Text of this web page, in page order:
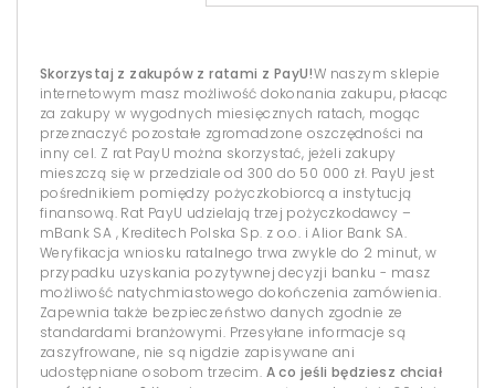
Skorzystaj z zakupów z ratami z PayU!W naszym sklepie
internetowym masz możliwość dokonania zakupu, płacąc
za zakupy w wygodnych miesięcznych ratach, mogąc
przeznaczyć pozostałe zgromadzone oszczędności na
inny cel. Z rat PayU można skorzystać, jeżeli zakupy
mieszczą się w przedziale od 300 do 50 000 zł. PayU jest
pośrednikiem pomiędzy pożyczkobiorcą a instytucją
finansową. Rat PayU udzielają trzej pożyczkodawcy –
mBank SA , Kreditech Polska Sp. z o.o. i Alior Bank SA.
Weryfikacja wniosku ratalnego trwa zwykle do 2 minut, w
przypadku uzyskania pozytywnej decyzji banku - masz
możliwość natychmiastowego dokończenia zamówienia.
Zapewnia także bezpieczeństwo danych zgodnie ze
standardami branżowymi. Przesyłane informacje są
zaszyfrowane, nie są nigdzie zapisywane ani
udostępniane osobom trzecim. A co jeśli będziesz chciał